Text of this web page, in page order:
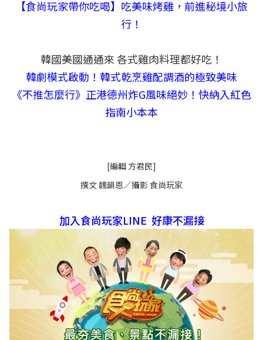
【食尚玩家帶你吃喝】吃美味烤雞，前進秘境小旅
行！
韓國美國通通來 各式雞肉料理都好吃！
韓劇模式啟動！韓式乾烹雞配調酒的極致美味
《不推怎麼行》正港德州炸G風味絕妙！快納入紅色
指南小本本
[編輯 方君民]
撰文 魏韻恩／攝影 食尚玩家
加入食尚玩家LINE 好康不漏接